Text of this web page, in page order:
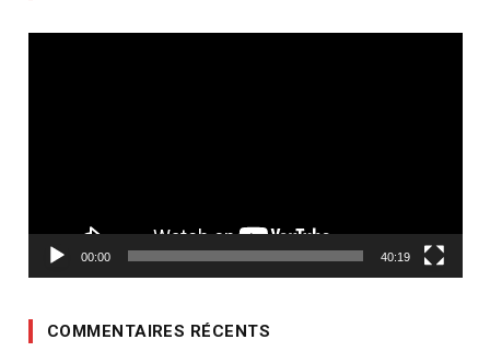
00:00 40:19
COMMENTAIRES RÉCENTS